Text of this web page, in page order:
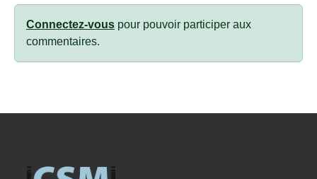
Connectez-vous pour pouvoir participer aux
commentaires.